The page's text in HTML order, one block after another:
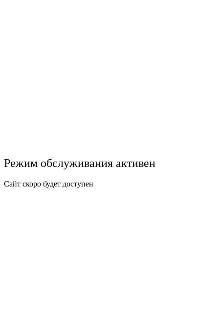
Режим обслуживания активен
Сайт скоро будет доступен